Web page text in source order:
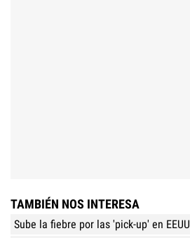
TAMBIÉN NOS INTERESA
Sube la fiebre por las 'pick-up' en EEUU